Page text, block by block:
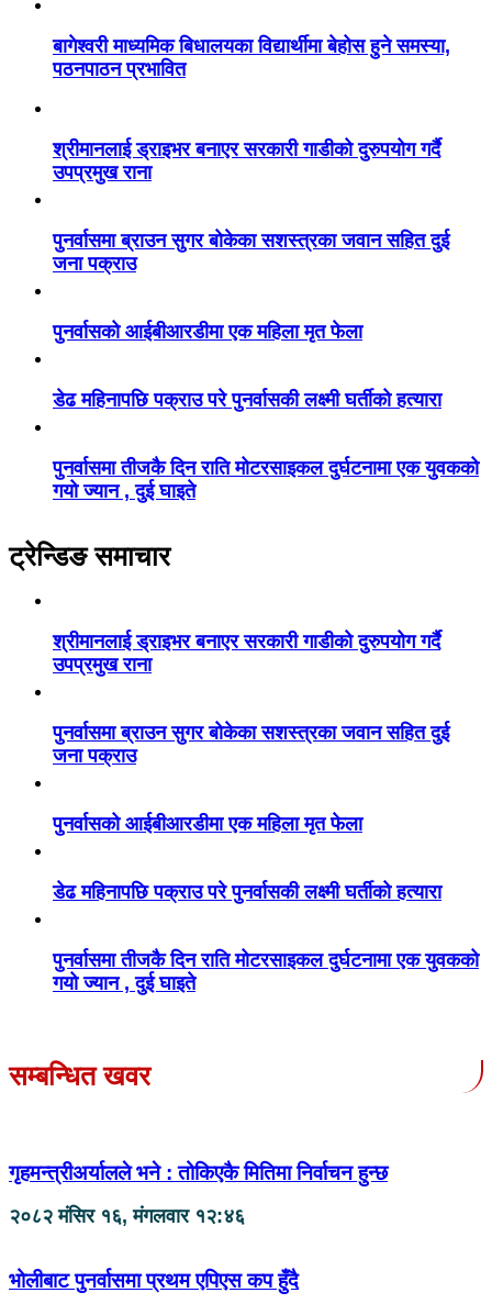
बागेश्वरी माध्यमिक बिधालयका विद्यार्थीमा बेहोस हुने समस्या,
पठनपाठन प्रभावित
श्रीमानलाई ड्राइभर बनाएर सरकारी गाडीको दुरुपयोग गर्दै
उपप्रमुख राना
पुनर्वासमा ब्राउन सुगर बोकेका सशस्त्रका जवान सहित दुई
जना पक्राउ
पुनर्वासको आईबीआरडीमा एक महिला मृत फेला
डेढ महिनापछि पक्राउ परे पुनर्वासकी लक्ष्मी घर्तीको हत्यारा
पुनर्वासमा तीजकै दिन राति मोटरसाइकल दुर्घटनामा एक युवकको
गयो ज्यान , दुई घाइते
ट्रेन्डिङ समाचार
श्रीमानलाई ड्राइभर बनाएर सरकारी गाडीको दुरुपयोग गर्दै
उपप्रमुख राना
पुनर्वासमा ब्राउन सुगर बोकेका सशस्त्रका जवान सहित दुई
जना पक्राउ
पुनर्वासको आईबीआरडीमा एक महिला मृत फेला
डेढ महिनापछि पक्राउ परे पुनर्वासकी लक्ष्मी घर्तीको हत्यारा
पुनर्वासमा तीजकै दिन राति मोटरसाइकल दुर्घटनामा एक युवकको
गयो ज्यान , दुई घाइते
सम्बन्धित खवर
गृहमन्त्रीअर्यालले भने : तोकिएकै मितिमा निर्वाचन हुन्छ
२०८२ मंसिर १६, मंगलवार १२:४६
भोलीबाट पुनर्वासमा प्रथम एपिएस कप हुँदै